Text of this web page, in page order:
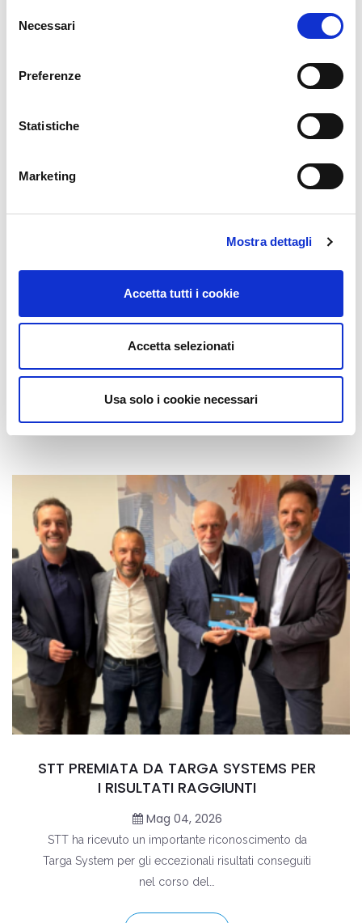
delNecessari
Preferenze
Statistiche
Marketing
Mostra dettagli
Accetta tutti i cookie
Accetta selezionati
Usa solo i cookie necessari
SOLUTIONS
STT è orgogliosa di annunciare il rinnovo della
partnership Corporate con Motorola Solutions –
STT PREMIATA DA TARGA SYSTEMS PER
I RISULTATI RAGGIUNTI
Mag 04, 2026
STT ha ricevuto un importante riconoscimento da
Targa System per gli eccezionali risultati conseguiti
nel corso del…